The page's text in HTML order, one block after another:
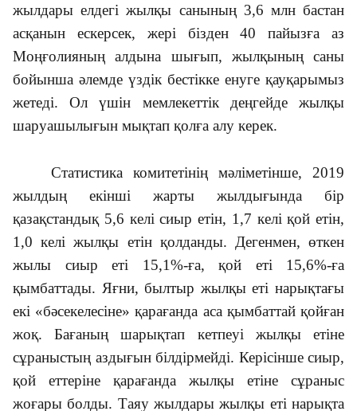
жылдары елдегі жылқы санының 3,6 млн бастан
асқанын ескерсек, жері бізден 40 пайызға аз
Моңғолияның алдына шығып, жылқының саны
бойынша әлемде үздік бестікке енуге қауқарымыз
жетеді. Ол үшін мемлекеттік деңгейде жылқы
шаруашылығын мықтап қолға алу керек.
Статистика комитетінің мәліметінше, 2019
жылдың екінші жарты жылдығында бір
қазақстандық 5,6 келі сиыр етін, 1,7 келі қой етін,
1,0 келі жылқы етін қолданды. Дегенмен, өткен
жылы сиыр еті 15,1%-ға, қой еті 15,6%-ға
қымбаттады. Яғни, былтыр жылқы еті нарықтағы
екі «бәсекелесіне» қарағанда аса қымбаттай қойған
жоқ. Бағаның шарықтап кетпеуі жылқы етіне
сұраныстың аздығын білдірмейді. Керісінше сиыр,
қой еттеріне қарағанда жылқы етіне сұраныс
жоғары болды. Таяу жылдары жылқы еті нарықта